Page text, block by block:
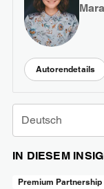
Autorendetails
Deutsch
IN DIESEM
Premium Partnership